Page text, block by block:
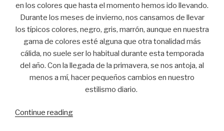
en los colores que hasta el momento hemos ido llevando.
Durante los meses de invierno, nos cansamos de llevar
los típicos colores, negro, gris, marrón, aunque en nuestra
gama de colores esté alguna que otra tonalidad más
cálida, no suele ser lo habitual durante esta temporada
del año. Con la llegada de la primavera, se nos antoja, al
menos a mí, hacer pequeños cambios en nuestro
estilismo diario.
Continue reading